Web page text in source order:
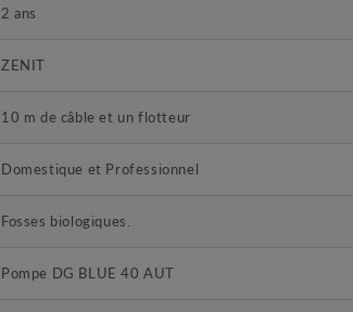
2 ans
ZENIT
10 m de câble et un flotteur
Domestique et Professionnel
Fosses biologiques.
Pompe DG BLUE 40 AUT